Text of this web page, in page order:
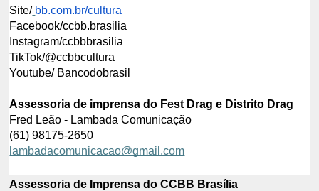
Site/ bb.com.br/cultura
Facebook/ccbb.brasilia
Instagram/ccbbbrasilia
TikTok/@ccbbcultura
Youtube/ Bancodobrasil
Assessoria de imprensa do Fest Drag e Distrito Drag
Fred Leão - Lambada Comunicação
(61) 98175-2650
lambadacomunicacao@gmail.com
Assessoria de Imprensa do CCBB Brasília